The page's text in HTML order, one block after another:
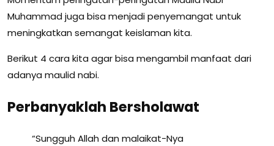
Muhammad juga bisa menjadi penyemangat untuk
meningkatkan semangat keislaman kita.
Berikut 4 cara kita agar bisa mengambil manfaat dari
adanya maulid nabi.
Perbanyaklah Bersholawat
“Sungguh Allah dan malaikat-Nya